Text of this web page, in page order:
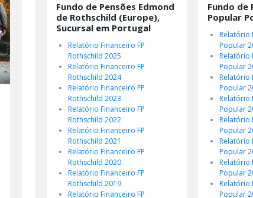
Fundo de Pensões Edmond
de Rothschild (Europe),
Sucursal em Portugal
Relatório Financeiro FP
Rothschild 2025
Relatório Financeiro FP
Rothschild 2024
Relatório Financeiro FP
Rothschild 2023
Relatório Financeiro FP
Rothschild 2022
Relatório Financeiro FP
Rothschild 2021
Relatório Financeiro FP
Rothschild 2020
Relatório Financeiro FP
Rothschild 2019
Relatório Financeiro FP
Fundo de
Popular
Relatório
Popular
Relatório
Popular
Relatório
Popular
Relatório
Popular
Relatório
Popular
Relatório
Popular
Relatório
Popular
Relatório
Popular